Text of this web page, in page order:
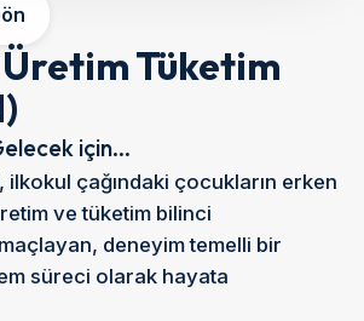
Tüketim
için...
ilkokul çağındaki çocukların erken
ve tüketim bilinci
deneyim temelli bir
süreci olarak hayata